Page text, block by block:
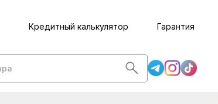
Кредитный калькулятор Гарантия